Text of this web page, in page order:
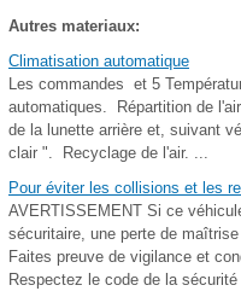
Autres materiaux:
Climatisation automatique
Les commandes et 5
automatiques. Répartition de
de la lunette arrière et, suivant
clair ". Recyclage de l'air. ...
Pour éviter les collisions et les
AVERTISSEMENT Si ce
sécuritaire, une perte de
Faites preuve de vigilance et
Respectez le code de la